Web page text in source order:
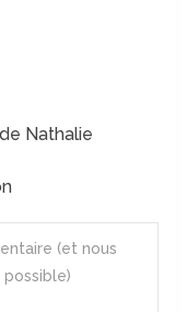
Nathalie